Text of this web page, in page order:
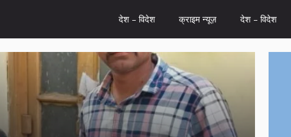
देश – विदेश क्राइम न्यूज़ देश – विदेश